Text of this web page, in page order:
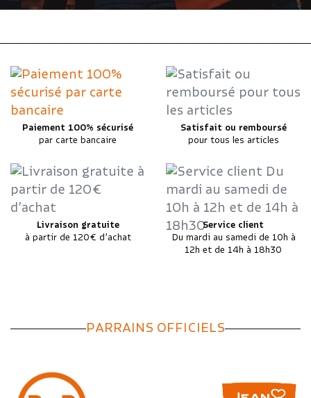
Paiement 100% sécurisé
par carte bancaire
Satisfait ou remboursé
pour tous les articles
Livraison gratuite
à partir de 120€ d’achat
Service client
Du mardi au samedi de 10h à
12h et de 14h à 18h30
PARRAINS OFFICIELS